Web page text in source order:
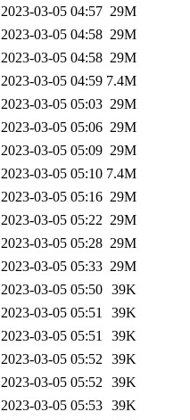
2023-03-05 04:57 29M
2023-03-05 04:58 29M
2023-03-05 04:58 29M
2023-03-05 04:59 7.4M
2023-03-05 05:03 29M
2023-03-05 05:06 29M
2023-03-05 05:09 29M
2023-03-05 05:10 7.4M
2023-03-05 05:16 29M
2023-03-05 05:22 29M
2023-03-05 05:28 29M
2023-03-05 05:33 29M
2023-03-05 05:50 39K
2023-03-05 05:51
39K
2023-03-05 05:51
39K
2023-03-05 05:52 39K
2023-03-05 05:52 39K
2023-03-05 05:53 39K